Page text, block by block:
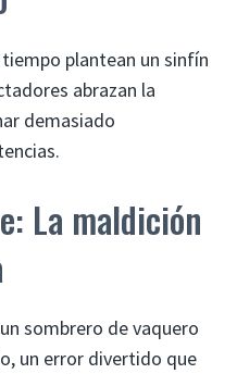
plantean un sinfín
abrazan la
demasiado
La maldición
sombrero de vaquero
un error divertido que